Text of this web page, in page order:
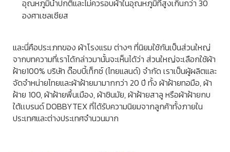
อุณหภูมิน้ำปกติและไม่ควรอบผ้าในอุณหภูมิที่สูงเกินกว่า 30
องศาเซลเซียส
และนี่คือประเภทของ ผ้าโรงแรม ต่างๆ ที่นิยมใช้กันเป็นส่วนใหญ่
จากบทความที่เราได้กล่าวมานั้นจะเห็นได้ว่า ส่วนใหญ่จะเลือกใช้ผ้า
ฝ้าย100% บริษัท ด๊อบบี้เท็กซ์ (ไทยแลนด์) จำกัด เราเป็นผู้ผลิตและ
จัดจำหน่ายไทยและผ้าฝ้ายมามากกว่า 20 ปี ทั้ง ผ้าฝ้ายทอมือ, ผ้า
ฝ้าย 100, ผ้าฝ้ายพื้นเมือง, ผ้าชินมัย, ผ้าฝ้ายสาลู หรือผ้าฝ้ายกบ
ใต้เเบรนด์ DOBBYTEX ที่ได้รับความนิยมจากลูกค้าทั้งภายใน
ประเทศและต่างประเทศจำนวนมาก